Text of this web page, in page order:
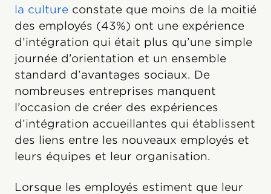
la culture constate que moins de la moitié
des employés (43%) ont une expérience
d’intégration qui était plus qu’une simple
journée d’orientation et un ensemble
standard d’avantages sociaux. De
nombreuses entreprises manquent
l’occasion de créer des expériences
d’intégration accueillantes qui établissent
des liens entre les nouveaux employés et
leurs équipes et leur organisation.
Lorsque les employés estiment que leur